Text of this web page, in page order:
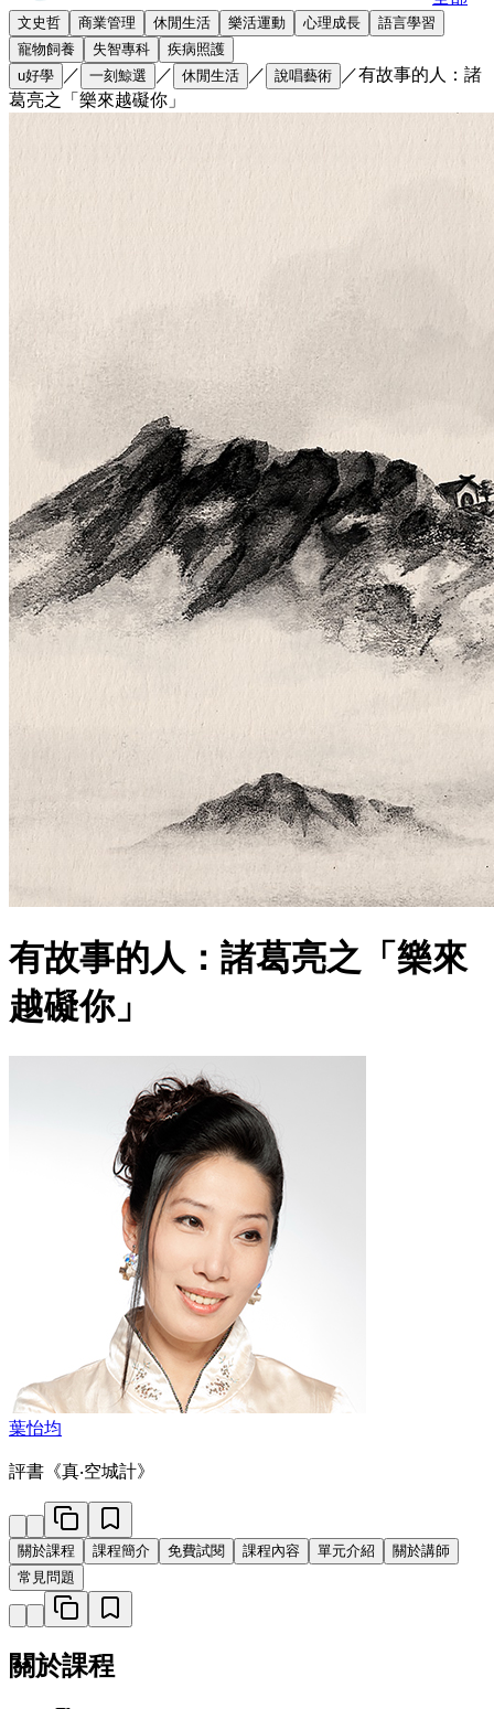
文史哲 商業管理 休閒生活 樂活運動 心理成長
語言學習
寵物飼養
失智專科
疾病照護
u好學
／ 一刻鯨選 ／ 休閒生活 ／ 說唱藝術 ／有故事的人：諸
葛亮之「樂來越礙你」
有故事的人：諸葛亮之「樂來
越礙你」
葉怡均
評書《真‧空城計》
關於課程 課程簡介 免費試閱 課程內容 單元介紹
關於講師
常見問題
關於課程